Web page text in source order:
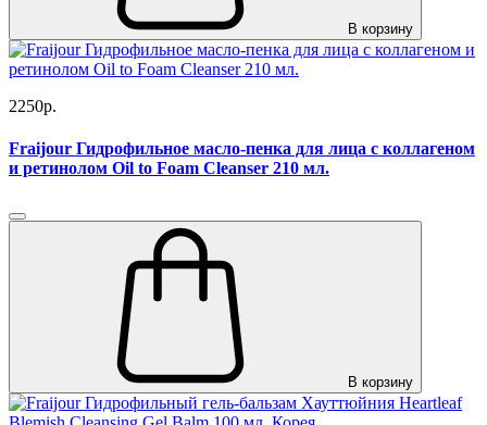
В корзину
2250р.
Fraijour Гидрофильное масло-пенка для лица с коллагеном
и ретинолом Oil to Foam Cleanser 210 мл.
В корзину